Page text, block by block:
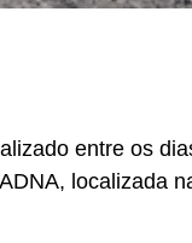
entre os
localizada